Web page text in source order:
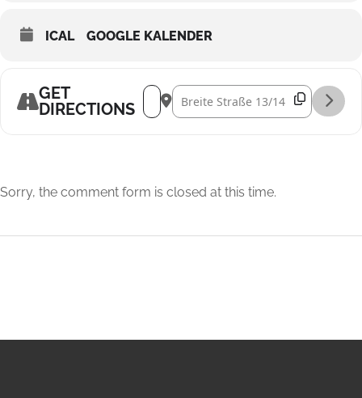
ICAL GOOGLE KALENDER
GET
DIRECTIONS
Address - Psalmenvesper [qBwi2rTdO]
Destination Address -
Sorry, the comment form is closed at this time.